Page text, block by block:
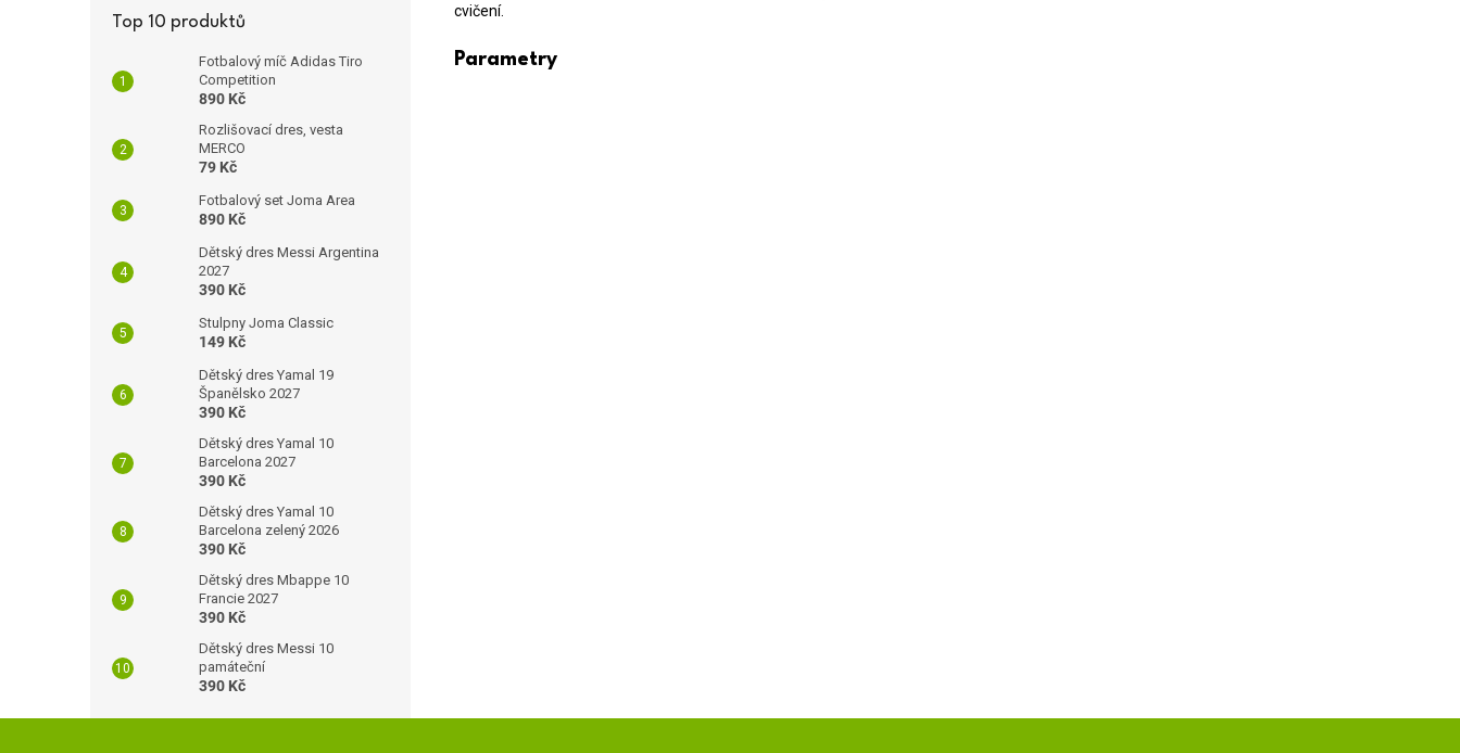
Top 10 produktů
Fotbalový míč Adidas Tiro
Competition
890 Kč
Rozlišovací dres, vesta
MERCO
79 Kč
Fotbalový set Joma Area
890 Kč
Dětský dres Messi Argentina
2027
390 Kč
Stulpny Joma Classic
149 Kč
Dětský dres Yamal 19
Španělsko 2027
390 Kč
Dětský dres Yamal 10
Barcelona 2027
390 Kč
Dětský dres Yamal 10
Barcelona zelený 2026
390 Kč
Dětský dres Mbappe 10
Francie 2027
390 Kč
Dětský dres Messi 10
památeční
390 Kč
cvičení.
Parametry